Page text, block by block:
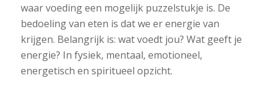
waar voeding een mogelijk puzzelstukje is. De
bedoeling van eten is dat we er energie van
krijgen. Belangrijk is: wat voedt jou? Wat geeft je
energie? In fysiek, mentaal, emotioneel,
energetisch en spiritueel opzicht.